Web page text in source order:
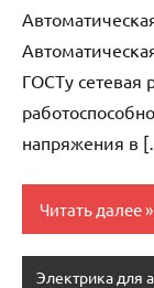
ГОСТу сетевая
напряжения в
Читать далее
Электрика для